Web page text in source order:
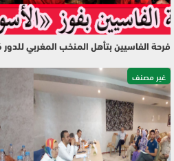
فرحة الفاسيين بتأهل المنخب المغربي للدور 16 “مشاهد…
غير مصنف